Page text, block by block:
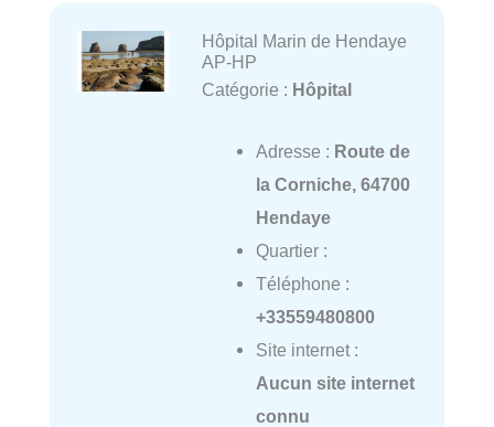
Hôpital Marin de Hendaye
AP-HP
Catégorie : Hôpital
Adresse : Route de
la Corniche, 64700
Hendaye
Quartier :
Téléphone :
+33559480800
Site internet :
Aucun site internet
connu